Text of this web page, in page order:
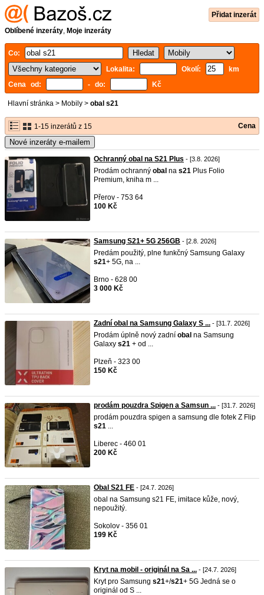
Přidat inzerát
Oblíbené inzeráty, Moje inzeráty
Co:
Lokalita:
Okolí:
km
Cena od:
- do: Kč
Hlavní stránka > Mobily > obal s21
1-15 inzerátů z 15 Cena
Nové inzeráty e-mailem
Ochranný obal na S21 Plus - [3.8. 2026]
Prodám ochranný obal na s21 Plus Folio
Premium, kniha m ...
Přerov - 753 64
100 Kč
Samsung S21+ 5G 256GB - [2.8. 2026]
Predám použitý, plne funkčný Samsung Galaxy
s21+ 5G, na ...
Brno - 628 00
3 000 Kč
Zadní obal na Samsung Galaxy S ... - [31.7. 2026]
Prodám úplně nový zadní obal na Samsung
Galaxy s21 + od ...
Plzeň - 323 00
150 Kč
prodám pouzdra Spigen a Samsun ... - [31.7. 2026]
prodám pouzdra spigen a samsung dle fotek Z Flip
s21 ...
Liberec - 460 01
200 Kč
Obal S21 FE - [24.7. 2026]
obal na Samsung s21 FE, imitace kůže, nový,
nepoužitý.
Sokolov - 356 01
199 Kč
Kryt na mobil - originál na Sa ... - [24.7. 2026]
Kryt pro Samsung s21+/s21+ 5G Jedná se o
originál od S ...